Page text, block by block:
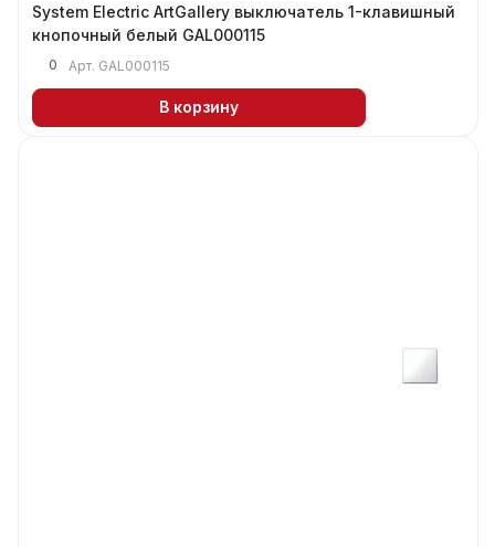
System Electric ArtGallery выключатель 1-клавишный
кнопочный белый GAL000115
0 Арт. GAL000115
В корзину